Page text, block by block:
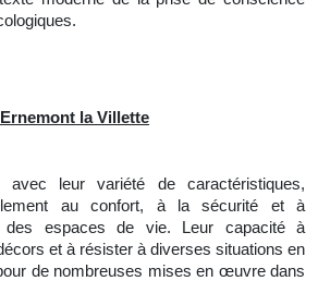
la Villette
avec leur variété de caractéristiques,
au confort, à la sécurité et à
des espaces de vie. Leur capacité à
et à résister à diverses situations en
de nombreuses mises en œuvre dans